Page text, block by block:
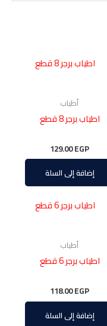
أطياب
اطياب برجر 8 قطع
129.00EGP
إضافة إلى السلة
أطياب
اطياب برجر 6 قطع
118.00EGP
إضافة إلى السلة